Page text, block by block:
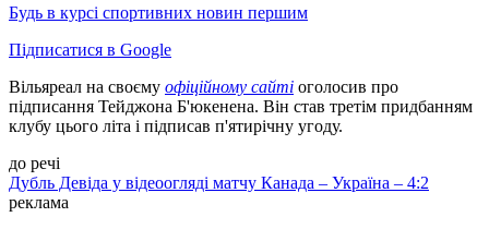
Будь в курсі спортивних новин першим
Підписатися в Google
Вільяреал на своєму офіційному сайті оголосив про
підписання Тейджона Б'юкенена. Він став третім придбанням
клубу цього літа і підписав п'ятирічну угоду.
до речі
Дубль Девіда у відеоогляді матчу Канада – Україна – 4:2
реклама